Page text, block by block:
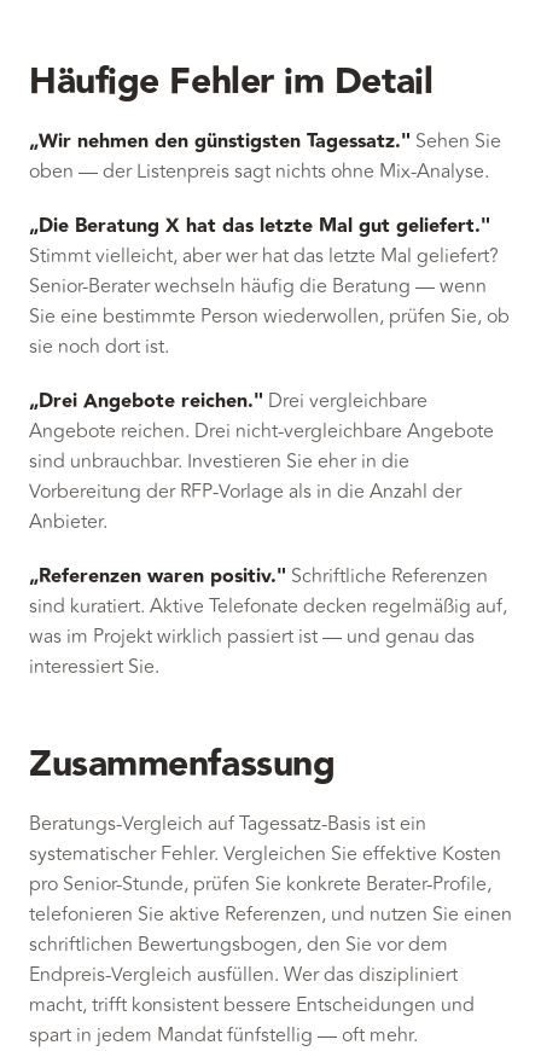
Häufige Fehler im Detail
„Wir nehmen den günstigsten Tagessatz." Sehen Sie
oben — der Listenpreis sagt nichts ohne Mix-Analyse.
„Die Beratung X hat das letzte Mal gut geliefert."
Stimmt vielleicht, aber wer hat das letzte Mal geliefert?
Senior-Berater wechseln häufig die Beratung — wenn
Sie eine bestimmte Person wiederwollen, prüfen Sie, ob
sie noch dort ist.
„Drei Angebote reichen." Drei vergleichbare
Angebote reichen. Drei nicht-vergleichbare Angebote
sind unbrauchbar. Investieren Sie eher in die
Vorbereitung der RFP-Vorlage als in die Anzahl der
Anbieter.
„Referenzen waren positiv." Schriftliche Referenzen
sind kuratiert. Aktive Telefonate decken regelmäßig auf,
was im Projekt wirklich passiert ist — und genau das
interessiert Sie.
Zusammenfassung
Beratungs-Vergleich auf Tagessatz-Basis ist ein
systematischer Fehler. Vergleichen Sie effektive Kosten
pro Senior-Stunde, prüfen Sie konkrete Berater-Profile,
telefonieren Sie aktive Referenzen, und nutzen Sie einen
schriftlichen Bewertungsbogen, den Sie vor dem
Endpreis-Vergleich ausfüllen. Wer das diszipliniert
macht, trifft konsistent bessere Entscheidungen und
spart in jedem Mandat fünfstellig — oft mehr.